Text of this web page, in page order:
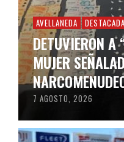
AVELLANEDA
DETUVIERON A
MUJER
7 AGOSTO, 2026